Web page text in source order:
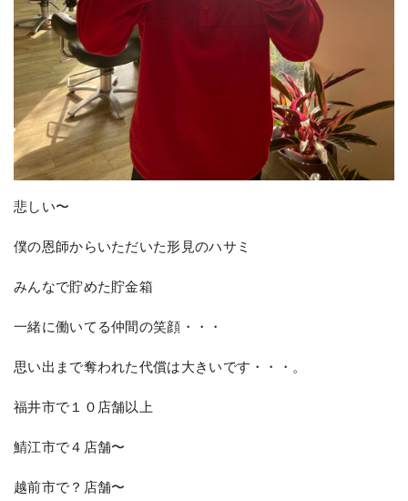
悲しい〜
僕の恩師からいただいた形見のハサミ
みんなで貯めた貯金箱
一緒に働いてる仲間の笑顔・・・
思い出まで奪われた代償は大きいです・・・。
福井市で１０店舗以上
鯖江市で４店舗〜
越前市で？店舗〜